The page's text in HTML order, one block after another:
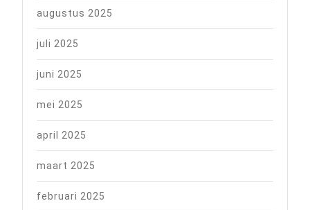
augustus 2025
juli 2025
juni 2025
mei 2025
april 2025
maart 2025
februari 2025